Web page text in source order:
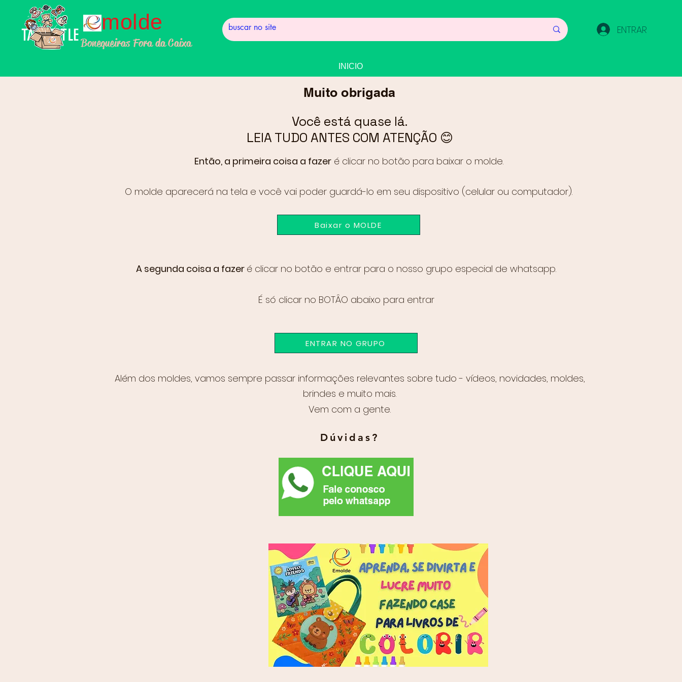
molde
Bonequeiras Fora da Caixa
ENTRAR
INICIO
Muito obrigada
Você está quase lá.
LEIA TUDO ANTES COM ATENÇÃO 😊
Então, a primeira coisa a fazeré clicar no botão para baixar o molde.
O molde aparecerá na tela e você vai poder guardá-lo em seu dispositivo (celular ou computador).
Baixar o MOLDE
A segunda coisa a fazer é clicar no botão e entrar para o nosso grupo especial de whatsapp.
É só clicar no BOTÂO abaixo para entrar
ENTRAR NO GRUPO
Além dos moldes, vamos sempre passar informações relevantes sobre tudo - vídeos, novidades, moldes,
brindes e muito mais.
Vem com a gente.
Dúvidas?
TALL TITLE